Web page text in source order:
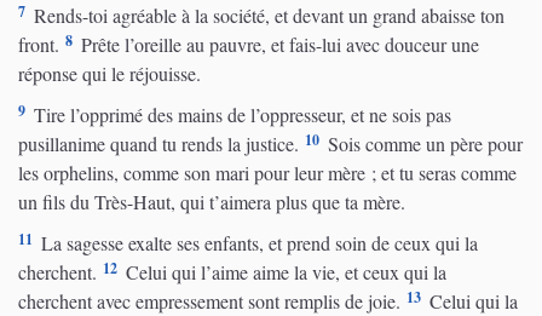
7 Rends-toi agréable à la société, et devant un grand abaisse ton
front. 8 Prête l’oreille au pauvre, et fais-lui avec douceur une
réponse qui le réjouisse.
9 Tire l’opprimé des mains de l’oppresseur, et ne sois pas
pusillanime quand tu rends la justice. 10 Sois comme un père pour
les orphelins, comme son mari pour leur mère ; et tu seras comme
un fils du Très-Haut, qui t’aimera plus que ta mère.
11 La sagesse exalte ses enfants, et prend soin de ceux qui la
cherchent. 12 Celui qui l’aime aime la vie, et ceux qui la
cherchent avec empressement sont remplis de joie. 13 Celui qui la